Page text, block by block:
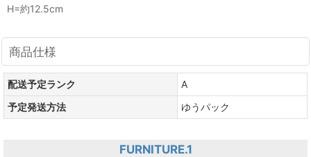
H=約12.5cm
商品仕様
配送予定ランク
A
予定発送方法
ゆうパック
FURNITURE.1